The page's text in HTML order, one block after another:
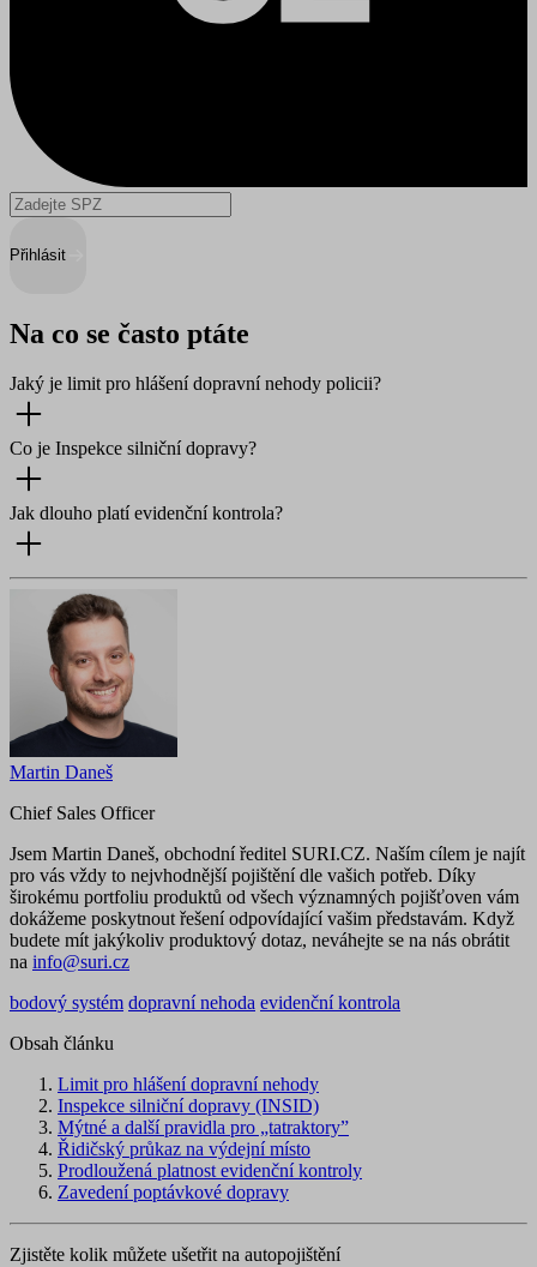
Přihlásit
Na co se často ptáte
Jaký je limit pro hlášení dopravní nehody policii?
Co je Inspekce silniční dopravy?
Jak dlouho platí evidenční kontrola?
Martin Daneš
Chief Sales Officer
Jsem Martin Daneš, obchodní ředitel SURI.CZ. Naším cílem je najít
pro vás vždy to nejvhodnější pojištění dle vašich potřeb. Díky
širokému portfoliu produktů od všech významných pojišťoven vám
dokážeme poskytnout řešení odpovídající vašim představám. Když
budete mít jakýkoliv produktový dotaz, neváhejte se na nás obrátit
na info@suri.cz
bodový systém dopravní nehoda evidenční kontrola
Obsah článku
Limit pro hlášení dopravní nehody
Inspekce silniční dopravy (INSID)
Mýtné a další pravidla pro „tatraktory”
Řidičský průkaz na výdejní místo
Prodloužená platnost evidenční kontroly
Zavedení poptávkové dopravy
Zjistěte kolik můžete ušetřit na autopojištění